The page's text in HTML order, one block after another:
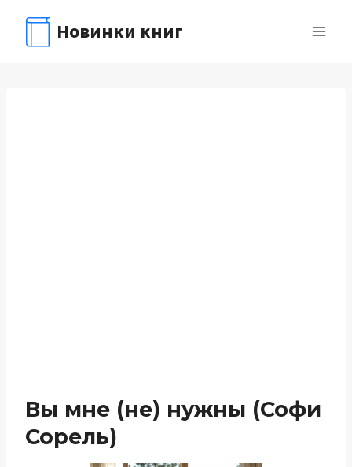
содержимому
Новинки книг
Вы мне (не) нужны (Софи
Сорель)